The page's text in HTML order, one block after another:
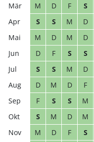
M D F S
S
S M D
M
D M D
D
F S S
S
S M D
D
M D F
F
S S M
S
M D M
M
D F S